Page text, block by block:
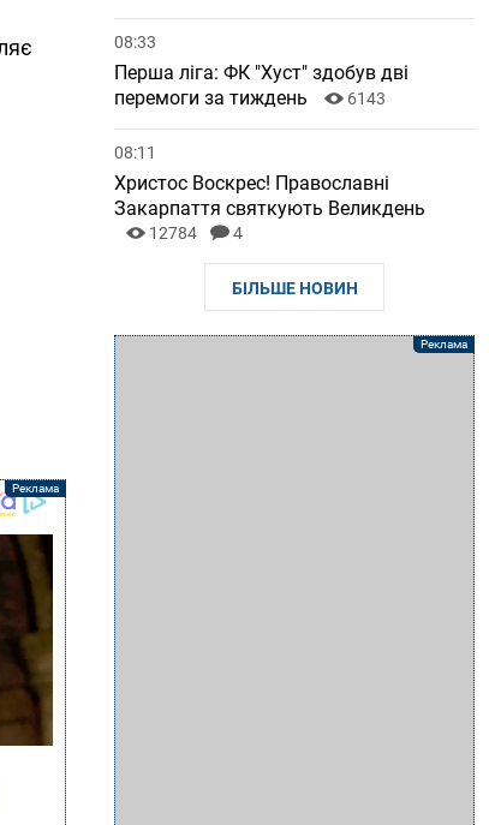
08:33
Перша ліга: ФК "Хуст" здобув дві
перемоги за тиждень
6143
08:11
Христос Воскрес! Православні
Закарпаття святкують Великдень
12784 4
БІЛЬШЕ НОВИН